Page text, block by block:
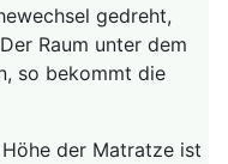
gedreht,
Raum unter dem
so bekommt die
der Matratze ist